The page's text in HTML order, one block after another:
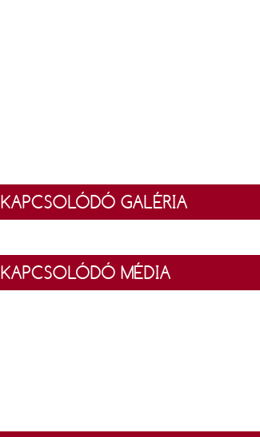
KAPCSOLÓDÓ GALÉRIA
KAPCSOLÓDÓ MÉDIA